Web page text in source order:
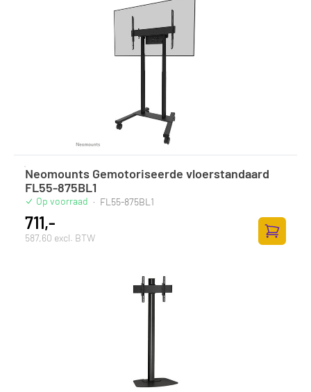
Neomounts Gemotoriseerde vloerstandaard
FL55-875BL1
Op voorraad · FL55-875BL1
711,-
587,60 excl. BTW